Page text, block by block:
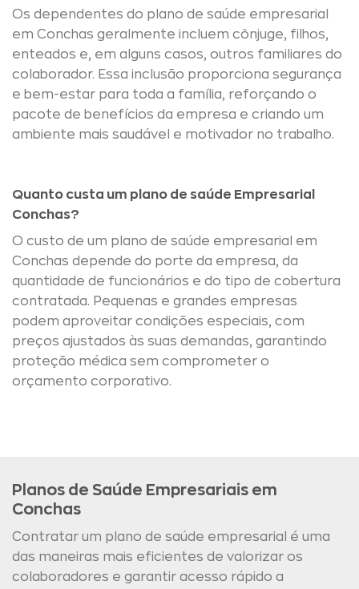
Os dependentes do plano de saúde empresarial
em Conchas geralmente incluem cônjuge, filhos,
enteados e, em alguns casos, outros familiares do
colaborador. Essa inclusão proporciona segurança
e bem-estar para toda a família, reforçando o
pacote de benefícios da empresa e criando um
ambiente mais saudável e motivador no trabalho.
Quanto custa um plano de saúde Empresarial
Conchas?
O custo de um plano de saúde empresarial em
Conchas depende do porte da empresa, da
quantidade de funcionários e do tipo de cobertura
contratada. Pequenas e grandes empresas
podem aproveitar condições especiais, com
preços ajustados às suas demandas, garantindo
proteção médica sem comprometer o
orçamento corporativo.
Planos de Saúde Empresariais em
Conchas
Contratar um plano de saúde empresarial é uma
das maneiras mais eficientes de valorizar os
colaboradores e garantir acesso rápido a